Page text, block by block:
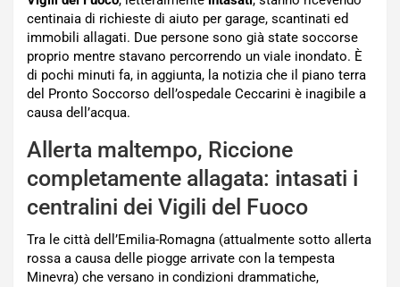
centinaia di richieste di aiuto per garage, scantinati ed
immobili allagati. Due persone sono già state soccorse
proprio mentre stavano percorrendo un viale inondato. È
di pochi minuti fa, in aggiunta, la notizia che il piano terra
del Pronto Soccorso dell’ospedale Ceccarini è inagibile a
causa dell’acqua.
Allerta maltempo, Riccione
completamente allagata: intasati i
centralini dei Vigili del Fuoco
Tra le città dell’Emilia-Romagna (attualmente sotto allerta
rossa a causa delle piogge arrivate con la tempesta
Minevra) che versano in condizioni drammatiche,